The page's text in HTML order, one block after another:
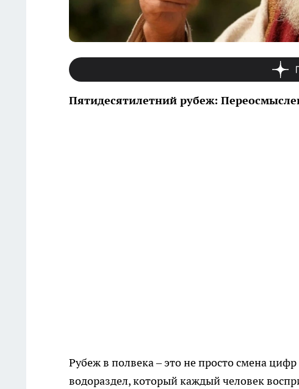
Пятидесятилетний рубеж:
Рубеж в полвека – это не просто смена
водораздел, который каждый человек